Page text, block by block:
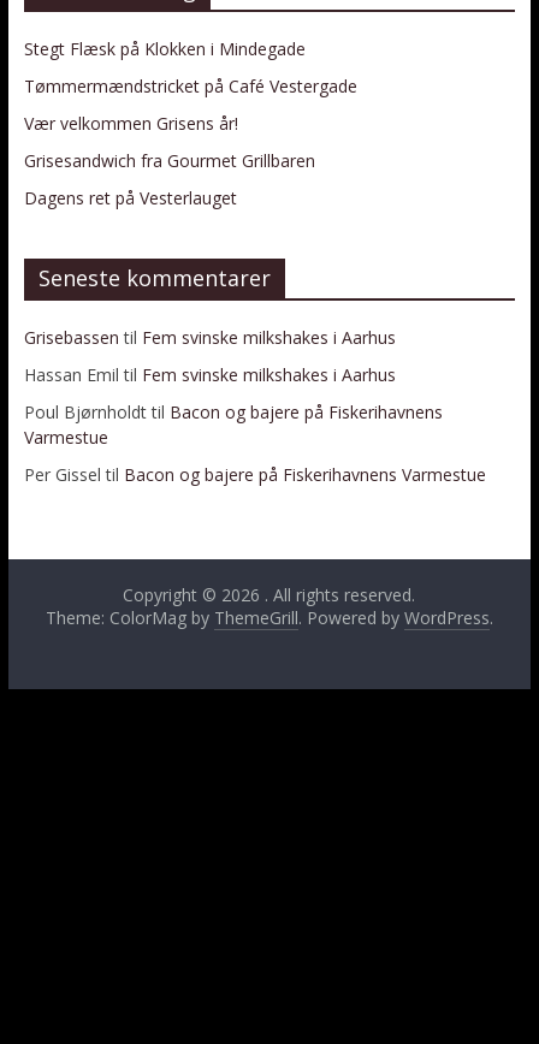
Stegt Flæsk på Klokken i Mindegade
Tømmermændstricket på Café Vestergade
Vær velkommen Grisens år!
Grisesandwich fra Gourmet Grillbaren
Dagens ret på Vesterlauget
Seneste kommentarer
Grisebassen til Fem svinske milkshakes i Aarhus
Hassan Emil til Fem svinske milkshakes i Aarhus
Poul Bjørnholdttil Bacon og bajere på Fiskerihavnens
Varmestue
Per Gissel til Bacon og bajere på Fiskerihavnens Varmestue
Copyright © 2026 . All rights reserved.
Theme: ColorMag by ThemeGrill. Powered by WordPress.